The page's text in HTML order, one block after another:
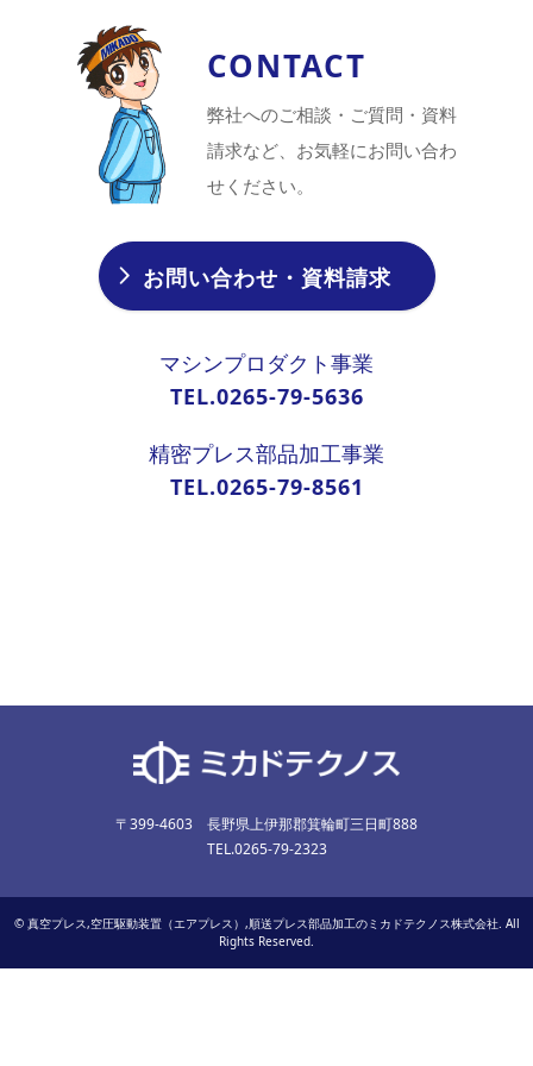
CONTACT
弊社へのご相談・ご質問・資料
請求など、お気軽にお問い合わ
せください。
お問い合わせ・資料請求
マシンプロダクト事業
TEL.0265-79-5636
精密プレス部品加工事業
TEL.0265-79-8561
〒399-4603 長野県上伊那郡箕輪町三日町888
TEL.0265-79-2323
© 真空プレス,空圧駆動装置（エアプレス）,順送プレス部品加工のミカドテクノス株式会社. All
Rights Reserved.